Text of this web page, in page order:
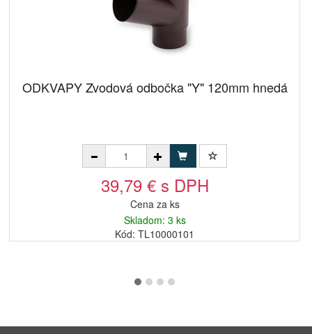
ODKVAPY Zvodová odbočka "Y" 120mm hnedá
39,79 € s DPH
Cena za ks
Skladom: 3 ks
Kód: TL10000101